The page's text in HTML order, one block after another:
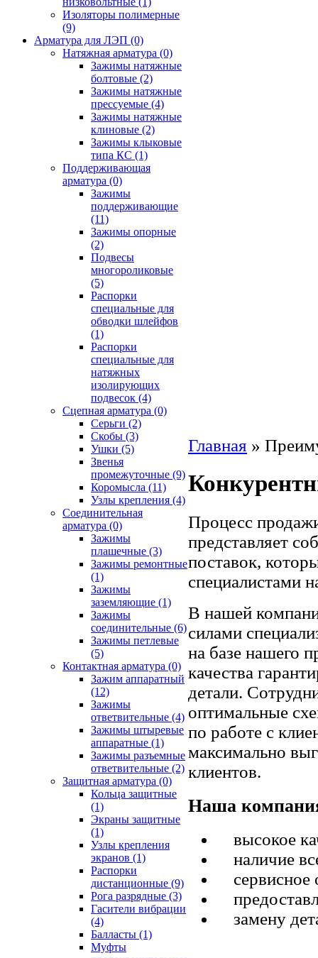
Изоляторы полимерные
(9)
Арматура для ЛЭП (0)
Натяжная арматура (0)
Зажимы натяжные
болтовые (2)
Зажимы натяжные
прессуемые (4)
Зажимы натяжные
клиновые (2)
Зажимы клыковые
типа КС (1)
Поддерживающая
арматура (0)
Зажимы
поддерживающие
(11)
Зажимы опорные
(2)
Подвесы
многороликовые
(5)
Распорки
специальные для
обводки шлейфов
(1)
Распорки
специальные для
натяжных
изолирующих
подвесок (4)
Сцепная арматура (0)
Серьги (2)
Скобы (3)
Ушки (5)
Звенья
промежуточные (9)
Коромысла (11)
Узлы крепления (4)
Соединительная
арматура (0)
Зажимы
плашечные (3)
Зажимы ремонтные
(1)
Зажимы
заземляющие (1)
Зажимы
соединительные (6)
Зажимы петлевые
(5)
Контактная арматура (0)
Зажим аппаратный
(12)
Зажимы
ответвительные (4)
Зажимы штыревые
аппаратные (1)
Зажимы разъемные
ответвительные (2)
Защитная арматура (0)
Кольца защитные
(1)
Экраны защитные
(1)
Узлы крепления
экранов (1)
Распорки
дистанционные (9)
Рога разрядные (3)
Гасители вибрации
(4)
Балласты (1)
Муфты
Главная »
Процесс
представляет
поставок,
специалистами
В нашей
силами
на базе нашего
качества
детали.
оптимальные
по работе с
максимально
клиентов.
Наша
высокое
наличие
сервисное
замену